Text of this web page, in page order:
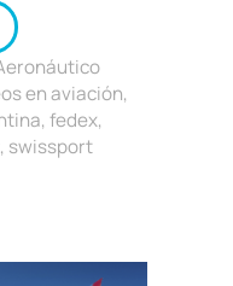
en aviación,
, fedex,
, swissport